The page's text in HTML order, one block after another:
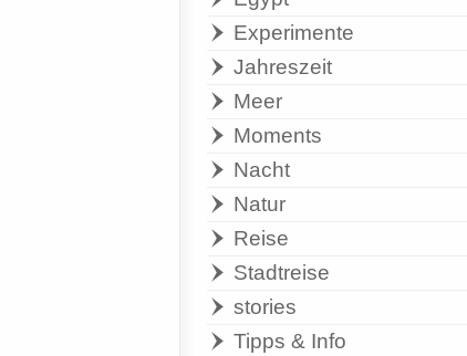
Experimente
Jahreszeit
Meer
Moments
Nacht
Natur
Reise
Stadtreise
stories
Tipps & Info